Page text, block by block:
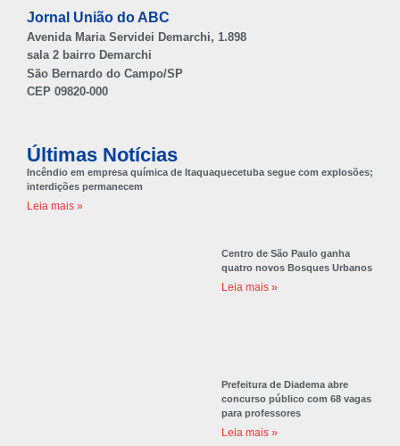
Jornal União do ABC
Avenida Maria Servidei Demarchi, 1.898
sala 2 bairro Demarchi
São Bernardo do Campo/SP
CEP 09820-000
Últimas Notícias
Incêndio em empresa química de Itaquaquecetuba segue com explosões;
interdições permanecem
Leia mais »
Centro de São Paulo ganha
quatro novos Bosques Urbanos
Leia mais »
Prefeitura de Diadema abre
concurso público com 68 vagas
para professores
Leia mais »